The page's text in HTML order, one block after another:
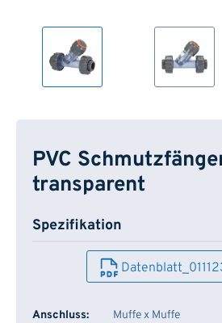
PVC
transparent
Spezifikation
Anschluss:
Muffe x Muffe